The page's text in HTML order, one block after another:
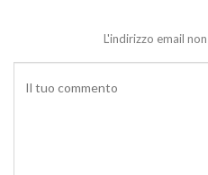
L'indirizzo email